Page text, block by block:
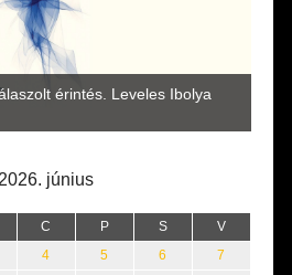
érintés. Leveles Ibolya
2026. június
C P S V
4 5 6
7